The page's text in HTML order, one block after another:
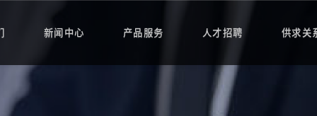
新闻中心 产品服务 人才招聘 供求关